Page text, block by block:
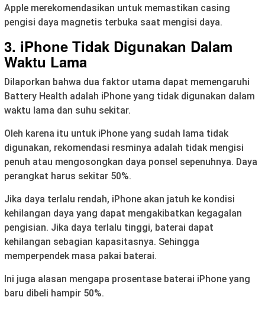
Apple merekomendasikan untuk memastikan casing
pengisi daya magnetis terbuka saat mengisi daya.
3. iPhone Tidak Digunakan Dalam
Waktu Lama
Dilaporkan bahwa dua faktor utama dapat memengaruhi
Battery Health adalah iPhone yang tidak digunakan dalam
waktu lama dan suhu sekitar.
Oleh karena itu untuk iPhone yang sudah lama tidak
digunakan, rekomendasi resminya adalah tidak mengisi
penuh atau mengosongkan daya ponsel sepenuhnya. Daya
perangkat harus sekitar 50%.
Jika daya terlalu rendah, iPhone akan jatuh ke kondisi
kehilangan daya yang dapat mengakibatkan kegagalan
pengisian. Jika daya terlalu tinggi, baterai dapat
kehilangan sebagian kapasitasnya. Sehingga
memperpendek masa pakai baterai.
Ini juga alasan mengapa prosentase baterai iPhone yang
baru dibeli hampir 50%.